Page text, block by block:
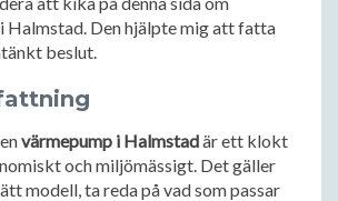
Halmstad. Den hjälpte mig att fatta
beslut.
värmepump i Halmstadär ett klokt
och miljömässigt. Det gäller
modell, ta reda på vad som passar